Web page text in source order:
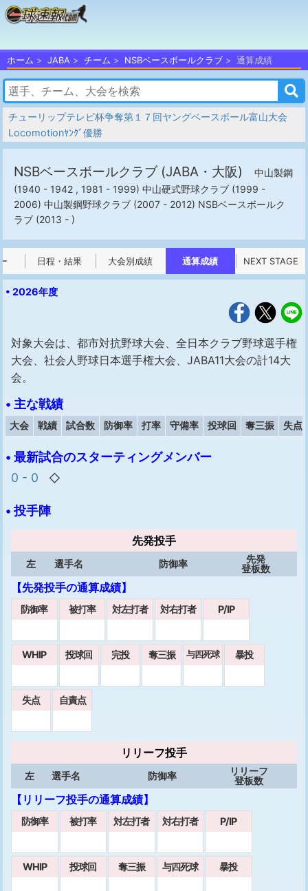
ホーム JABA チーム NSBベースボールクラブ 通算成績
チューリップテレビ杯争奪第１７回ヤングベースボール富山大会
Locomotionﾔﾝｸﾞ優勝
NSBベースボールクラブ (JABA・大阪)
中山製鋼
(1940 - 1942 , 1981 - 1999) 中山硬式野球クラブ (1999 -
2006) 中山製鋼野球クラブ (2007 - 2012) NSBベースボールク
ラブ (2013 - )
日程・結果 大会別成績 通算成績 NEXT STAGE
• 2026年度
対象大会は、都市対抗野球大会、全日本クラブ野球選手権
大会、社会人野球日本選手権大会、JABA11大会の計14大
会。
• 主な戦績
大会 戦績 試合数 防御率 打率 守備率 投球回 奪三振 失点
• 最新試合のスターティングメンバー
0 - 0
◇
• 投手陣
先発投手
左 選手名 防御率
先発
登板数
【先発投手の通算成績】
防御率 被打率 対左打者 対右打者 P/IP
WHIP 投球回 完投 奪三振 与四死球 暴投
失点 自責点
リリーフ投手
左 選手名 防御率
リリーフ
登板数
【リリーフ投手の通算成績】
防御率 被打率 対左打者 対右打者 P/IP
WHIP 投球回 奪三振 与四死球 暴投